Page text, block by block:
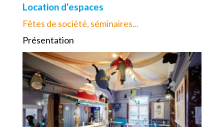
Location d'espaces
Fêtes de société, séminaires...
Présentation